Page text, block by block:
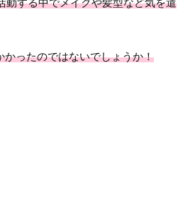
かったのではないでしょうか！